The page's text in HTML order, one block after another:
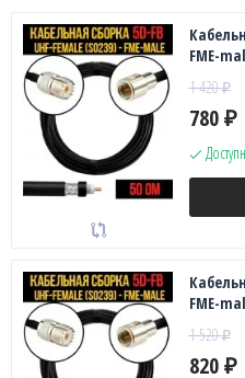
FME-
1 420₽
780 ₽
FME-
1 520₽
820 ₽